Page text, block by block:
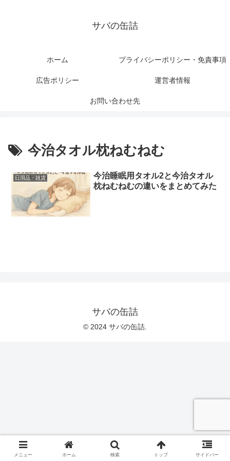
サバの缶詰
ホーム プライバシーポリシー・免責事項
広告ポリシー 運営者情報
お問い合わせ先
今治タオル枕ねむねむ
日用品・雑貨
今治睡眠用タオル2と今治タオル
枕ねむねむの違いをまとめてみた
サバの缶詰
© 2024 サバの缶詰.
メニュー ホーム 検索 トップ サイドバー